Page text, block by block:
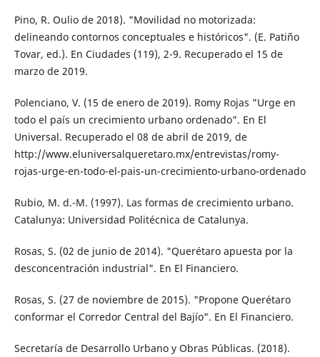
Pino, R. Oulio de 2018). "Movilidad no motorizada:
delineando contornos conceptuales e históricos". (E. Patiño
Tovar, ed.). En Ciu­dades (119), 2-9. Recuperado el 15 de
mar­zo de 2019.
Polenciano, V. (15 de enero de 2019). Romy Rojas "Urge en
todo el país un crecimiento urbano ordenado". En El
Universal. Recu­perado el 08 de abril de 2019, de
http://www.eluniversalqueretaro.mx/entrevistas/romy-
rojas-urge-en-todo-el-pais-un-creci­miento-urbano-ordenado
Rubio, M. d.-M. (1997). Las formas de creci­miento urbano.
Catalunya: Universidad Po­litécnica de Catalunya.
Rosas, S. (02 de junio de 2014). "Querétaro apuesta por la
desconcentración indus­trial". En El Financiero.
Rosas, S. (27 de noviembre de 2015). "Propone Querétaro
conformar el Corredor Central del Bajío". En El Financiero.
Secretaría de Desarrollo Urbano y Obras Públi­cas. (2018).